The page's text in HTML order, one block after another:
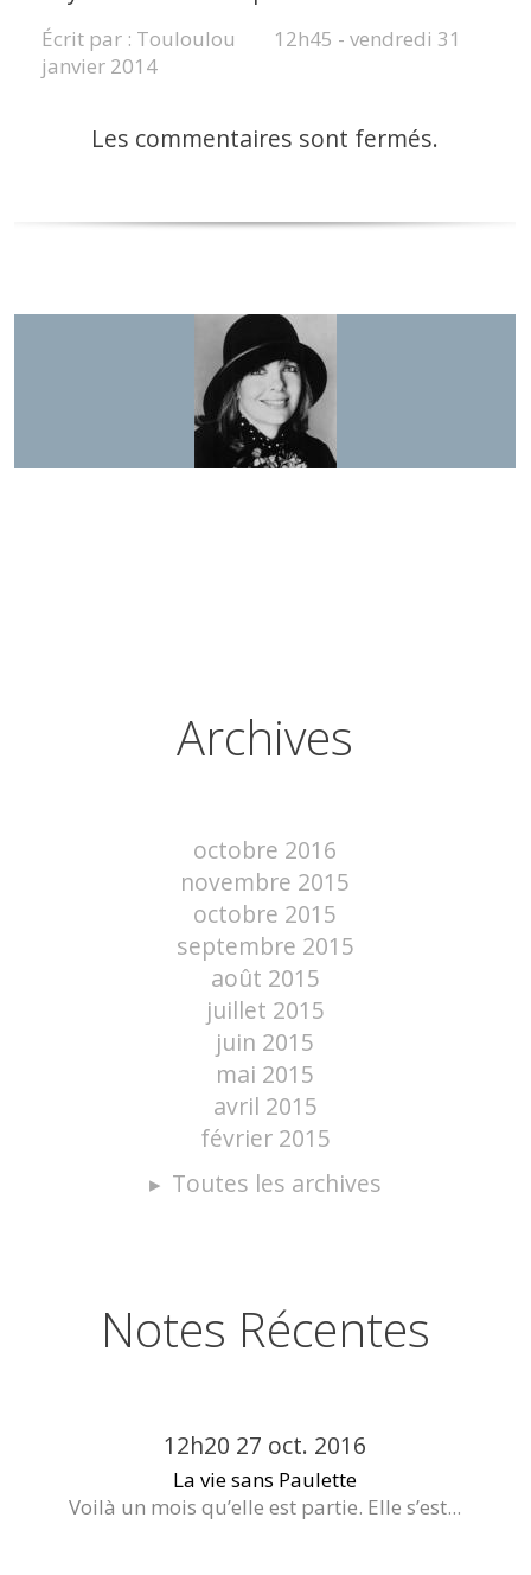
Écrit par : Touloulou 12h45 -vendredi 31
janvier 2014
Les commentaires sont fermés.
Archives
octobre 2016
novembre 2015
octobre 2015
septembre 2015
août 2015
juillet 2015
juin 2015
mai 2015
avril 2015
février 2015
Toutes les archives
Notes Récentes
12h20 27 oct. 2016
La vie sans Paulette
Voilà un mois qu’elle est partie. Elle s’est...